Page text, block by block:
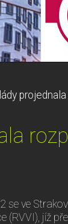
se ve
(RVVI), jíž